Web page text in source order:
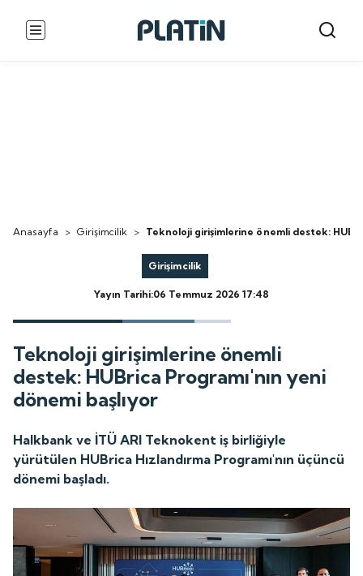
Anasayfa > Girişimcilik > Teknoloji girişimlerine önemli destek:
Girişimcilik
Yayın Tarihi:06 Temmuz 2026 17:48
Teknoloji girişimlerine önemli
destek: HUBrica Programı'nın yeni
dönemi başlıyor
Halkbank ve İTÜ ARI Teknokent iş birliğiyle
yürütülen HUBrica Hızlandırma Programı'nın üçüncü
dönemi başladı.